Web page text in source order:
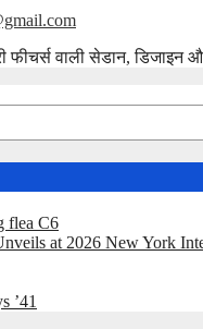
फीचर्स वाली सेडान, डिजाइन
flea C6
at 2026 New York
’41